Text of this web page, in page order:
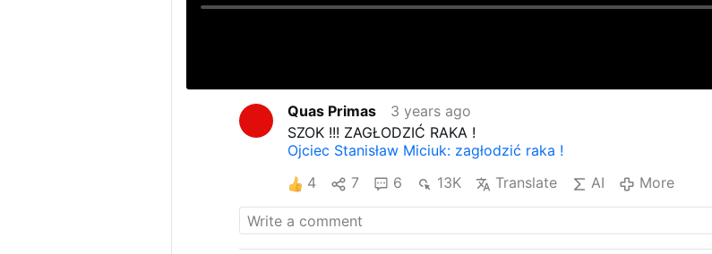
Quas Primas
3 years ago
SZOK !!! ZAGŁODZIĆ RAKA !
Ojciec Stanisław Miciuk: zagłodzić raka !
4
7 6 13K Translate AI More